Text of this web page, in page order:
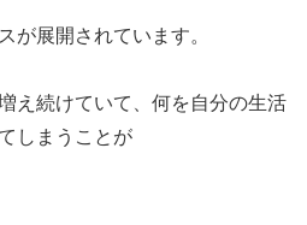
が展開されています。
え続けていて、何を自分の生活
しまうことが